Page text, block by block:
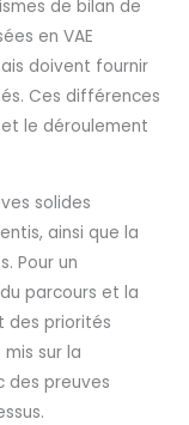
de bilan de
en VAE
doivent fournir
Ces différences
le déroulement
solides
ainsi que la
Pour un
parcours et la
des priorités
mis sur la
des preuves